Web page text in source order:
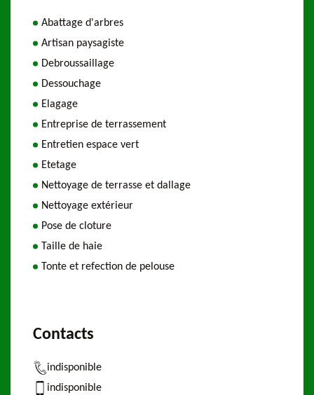
Abattage d'arbres
Artisan paysagiste
Debroussaillage
Dessouchage
Elagage
Entreprise de terrassement
Entretien espace vert
Etetage
Nettoyage de terrasse et dallage
Nettoyage extérieur
Pose de cloture
Taille de haie
Tonte et refection de pelouse
Contacts
indisponible
indisponible